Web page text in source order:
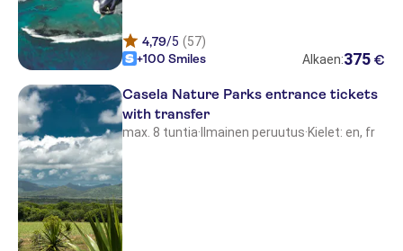
LUX Grand Baie
La Pirogue Resort & Spa
Golf Club
Crystals Beach Hotel
Maritim Resort & Spa Mauritius
Constance Belle Mare Plage
Pearle Beach Resort & Spa
Mauritius
4,79/5 (57)
+100 Smiles
Alkaen:375 €
Casela Nature Parks entrance tickets
with transfer
max. 8 tuntia· Ilmainen peruutus·Kielet: en, fr